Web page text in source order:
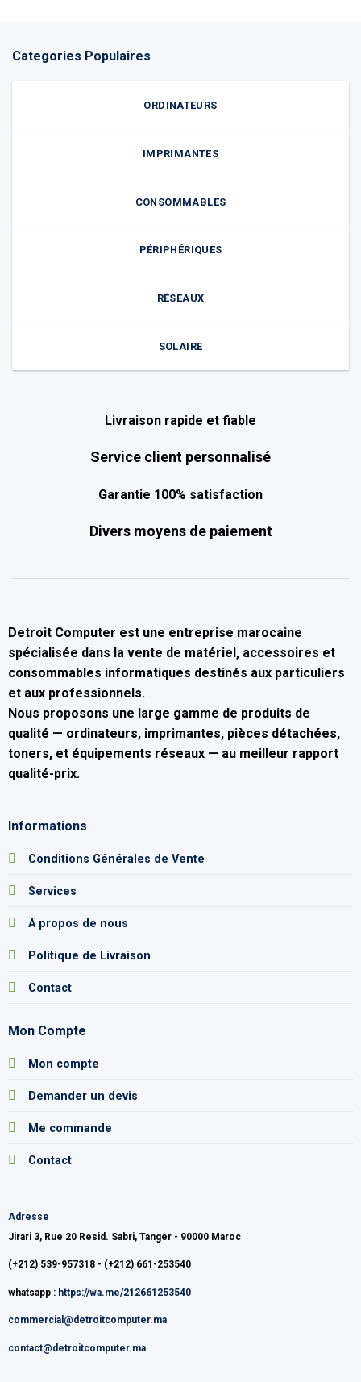
Categories Populaires
ORDINATEURS
IMPRIMANTES
CONSOMMABLES
PÉRIPHÉRIQUES
RÉSEAUX
SOLAIRE
Livraison rapide et fiable
Service client personnalisé
Garantie 100% satisfaction
Divers moyens de paiement
Detroit Computer est une entreprise marocaine
spécialisée dans la vente de matériel, accessoires et
consommables informatiques destinés aux particuliers
et aux professionnels.
Nous proposons une large gamme de produits de
qualité — ordinateurs, imprimantes, pièces détachées,
toners, et équipements réseaux — au meilleur rapport
qualité-prix.
Informations
Conditions Générales de Vente
Services
A propos de nous
Politique de Livraison
Contact
Mon Compte
Mon compte
Demander un devis
Me commande
Contact
Adresse
Jirari 3, Rue 20 Resid. Sabri, Tanger - 90000 Maroc
(+212) 539-957318 - (+212) 661-253540
whatsapp : https://wa.me/212661253540
commercial@detroitcomputer.ma
contact@detroitcomputer.ma